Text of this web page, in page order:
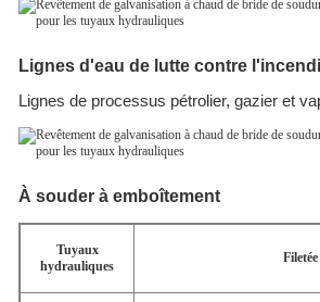
Lignes d'eau de lutte contre
Lignes de processus pétrolier, gazier et
À souder à emboîtement
Tuyaux
hydrauliques
Filetée